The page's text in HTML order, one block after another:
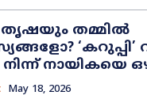
തമ്മിൽ
‘കറുപ്പി’
നായികയെ
May 18, 2026